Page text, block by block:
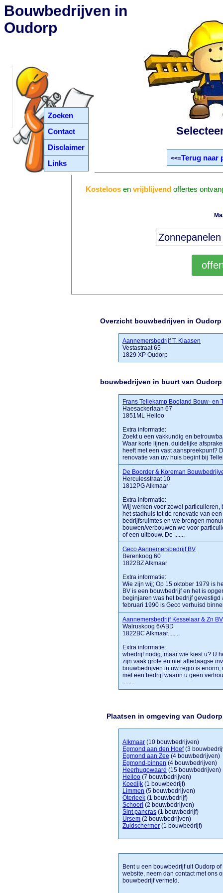
Zoeken
Contact
Disclaimer
Links
Bouwbedrijven in
Oudorp
<<=Terug naar
Kosteloos envrijblijvend offertes
Overzicht bouwbedrijven in Oudorp
Aannemersbedrijf T. Klaasen
Vestastraat 65
1829 XP Oudorp
bouwbedrijven in buurt van Oudorp
Frans Tellekamp Booland Bouw- en
Haesackerlaan 67
1851ML Heiloo
Extra informatie:
Zoekt u een vakkundig en
Waar korte lijnen, duidelijke
heeft met een vast aanspreekpunt?
renovatie van uw huis begint bij
De Boorder & Koreman
Herculesstraat 10
1812PG Alkmaar
Extra informatie:
Wij werken voor zowel
het stadhuis tot de renovatie van
bedrijfsruimtes en we brengen
bouwen/verbouwen we voor
of een uitbouw. De .......
Geco Aannemersbedrijf BV
Berenkoog 60
1822BZ Alkmaar
Extra informatie:
Wie zijn wij; Op 15 oktober 1979 is
BV is een bouwbedrijf en het is
beginjaren was het bedrijf gevestigd
februari 1990 is Geco verhuisd
Aannemersbedrijf Kesselaar & Zn BV
Walruskoog 6/ABD
1822BC Alkmaar........
Extra informatie:
wbedrijf nodig, maar wie kiest u? U
zijn vaak grote en niet alledaagse
bouwbedrijven in uw regio is
met een bedrijf waarin u geen
........
Plaatsen in omgeving van Oudorp
Alkmaar (10 bouwbedrijven)
Egmond aan den Hoef(3
Egmond aan Zee (4 bouwbedrijven)
Egmond-binnen (4 bouwbedrijven)
Heerhugowaard (15 bouwbedrijven)
Heiloo (7 bouwbedrijven)
Koedijk (1 bouwbedrijf)
Limmen (5 bouwbedrijven)
Oterleek (1 bouwbedrijf)
Schoorl (2 bouwbedrijven)
Sint pancras (1 bouwbedrijf)
Ursem (2 bouwbedrijven)
Zuidschermer (1 bouwbedrijf)
Bent u een bouwbedrijf uit Oudorp
website, neem dan contact met ons
bouwbedrijf vermeld.